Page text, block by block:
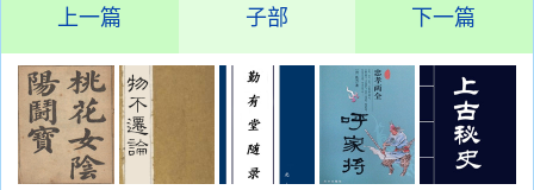
上一篇 子部 下一篇